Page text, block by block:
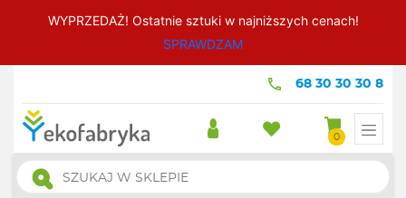
WYPRZEDAŻ! Ostatnie sztuki w najniższych cenach!
SPRAWDZAM
68 30 30 30 8
0
Wyszukiwarka
produktów